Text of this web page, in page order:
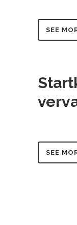
SEE
SEE